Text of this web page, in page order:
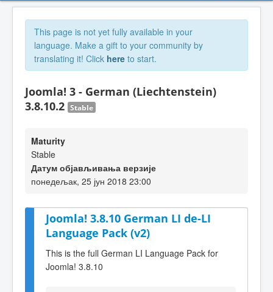
This page is not yet fully available in your
language. Make a gift to your community by
translating it! Click here to start.
Joomla! 3 - German (Liechtenstein)
3.8.10.2 Stable
Maturity
Stable
Датум објављивања верзије
понедељак, 25 јун 2018 23:00
Joomla! 3.8.10 German LI de-LI
Language Pack (v2)
This is the full German LI Language Pack for
Joomla! 3.8.10